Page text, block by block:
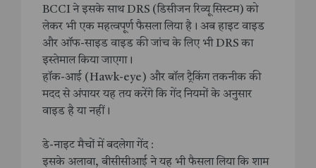
BCCI ने इसके साथ DRS (डिसीजन रिव्यू सिस्टम) को
लेकर भी एक महत्वपूर्ण फैसला लिया है। अब हाइट वाइड
और ऑफ-साइड वाइड की जांच के लिए भी DRS का
इस्तेमाल किया जाएगा।
हॉक-आई (Hawk-eye) और बॉल ट्रैकिंग तकनीक की
मदद से अंपायर यह तय करेंगे कि गेंद नियमों के अनुसार
वाइड है या नहीं।
डे-नाइट मैचों में बदलेगा गेंद :
इसके अलावा, बीसीसीआई ने यह भी फैसला लिया कि शाम